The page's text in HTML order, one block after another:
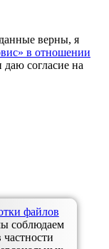
верны, я
в отношении
даю согласие на
файлов
соблюдаем
частности